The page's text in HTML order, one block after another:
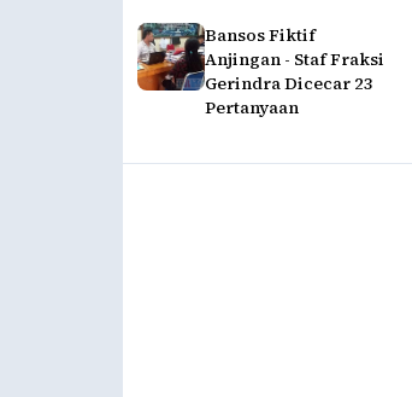
Bansos Fiktif
Anjingan - Staf Fraksi
Gerindra Dicecar 23
Pertanyaan